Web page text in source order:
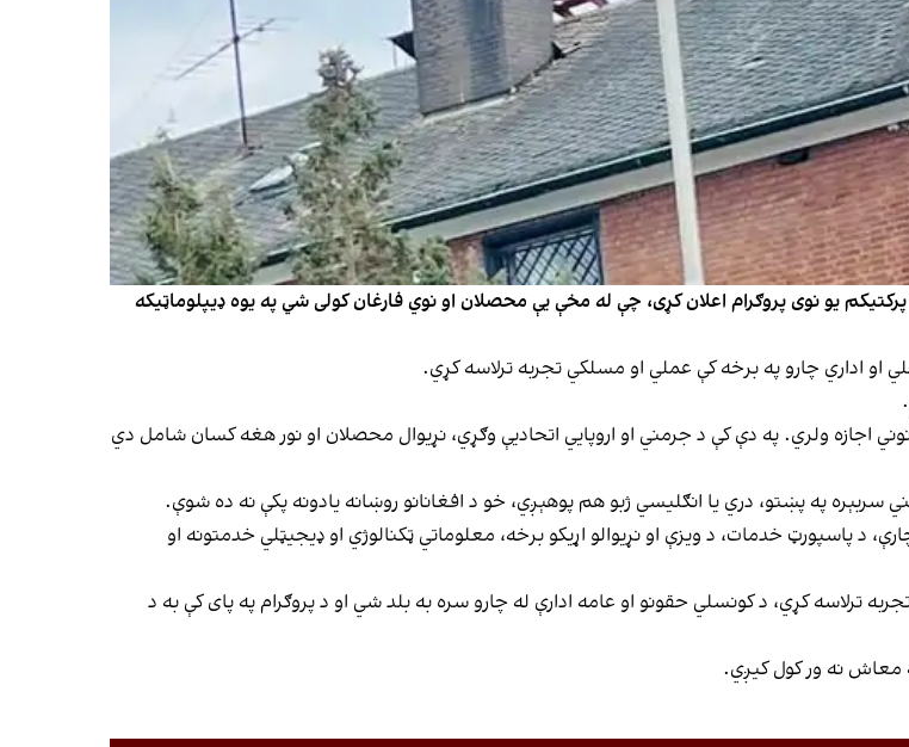
یو نوی پروګرام اعلان کړی، چې له مخې یې محصلان او نوي فارغان کولی شي په یوه ډیپلوماټیکه
او اداري چارو په برخه کې عملي او مسلکي تجربه ترلاسه کړي.
اجازه ولري. په دې کې د جرمني او اروپايي اتحادیې وګړي، نړیوال محصلان او نور هغه کسان شامل دي
په پښتو، دري یا انګلیسي ژبو هم پوهېږي، خو د افغانانو روښانه یادونه پکې نه ده شوې.
د پاسپورټ خدمات، د ویزې او نړیوالو اړیکو برخه، معلوماتي ټکنالوژي او ډیجیټلي خدمتونه او
ترلاسه کړي، د کونسلي حقونو او عامه ادارې له چارو سره به بلد شي او د پروګرام په پای کې به د
معاش نه ور کول کیږي.